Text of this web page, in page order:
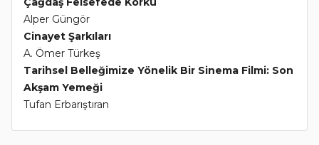
Alper Güngör
Cinayet Şarkıları
A. Ömer Türkeş
Tarihsel Belleğimize Yönelik Bir Sinema Filmi: Son
Akşam Yemeği
Tufan Erbarıştıran